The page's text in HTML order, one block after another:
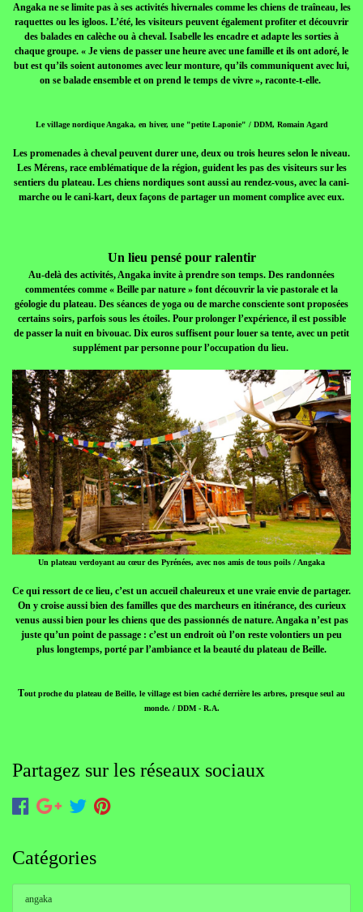
Angaka ne se limite pas à ses activités hivernales comme les chiens de traîneau, les
raquettes ou les igloos. L’été, les visiteurs peuvent également profiter et découvrir
des balades en calèche ou à cheval. Isabelle les encadre et adapte les sorties à
chaque groupe. « Je viens de passer une heure avec une famille et ils ont adoré, le
but est qu’ils soient autonomes avec leur monture, qu’ils communiquent avec lui,
on se balade ensemble et on prend le temps de vivre », raconte-t-elle.
Le village nordique Angaka, en hiver, une "petite Laponie" / DDM, Romain Agard
Les promenades à cheval peuvent durer une, deux ou trois heures selon le niveau.
Les Mérens, race emblématique de la région, guident les pas des visiteurs sur les
sentiers du plateau. Les chiens nordiques sont aussi au rendez-vous, avec la cani-
marche ou le cani-kart, deux façons de partager un moment complice avec eux.
Un lieu pensé pour ralentir
Au-delà des activités, Angaka invite à prendre son temps. Des randonnées
commentées comme « Beille par nature » font découvrir la vie pastorale et la
géologie du plateau. Des séances de yoga ou de marche consciente sont proposées
certains soirs, parfois sous les étoiles. Pour prolonger l’expérience, il est possible
de passer la nuit en bivouac. Dix euros suffisent pour louer sa tente, avec un petit
supplément par personne pour l’occupation du lieu.
Un plateau verdoyant au cœur des Pyrénées, avec nos amis de tous poils / Angaka
Ce qui ressort de ce lieu, c’est un accueil chaleureux et une vraie envie de partager.
On y croise aussi bien des familles que des marcheurs en itinérance, des curieux
venus aussi bien pour les chiens que des passionnés de nature. Angaka n’est pas
juste qu’un point de passage : c’est un endroit où l’on reste volontiers un peu
plus longtemps, porté par l’ambiance et la beauté du plateau de Beille.
Tout proche du plateau de Beille, le village est bien caché derrière les arbres, presque seul au
monde. / DDM - R.A.
Partagez sur les réseaux sociaux
Catégories
angaka